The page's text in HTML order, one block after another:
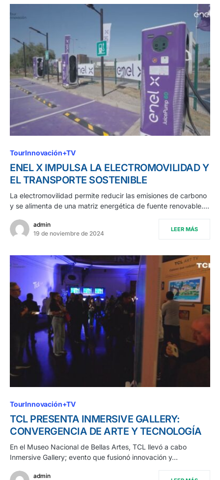
TourInnovación+TV
ENEL X IMPULSA LA ELECTROMOVILIDAD Y
EL TRANSPORTE SOSTENIBLE
La electromovilidad permite reducir las emisiones de carbono
y se alimenta de una matriz energética de fuente renovable.…
admin
19 de noviembre de 2024
LEER MÁS
TourInnovación+TV
TCL PRESENTA INMERSIVE GALLERY:
CONVERGENCIA DE ARTE Y TECNOLOGÍA
En el Museo Nacional de Bellas Artes, TCL llevó a cabo
Inmersive Gallery; evento que fusionó innovación y…
admin